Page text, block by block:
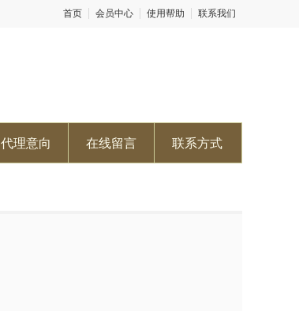
首页 会员中心 使用帮助 联系我们
代理意向 在线留言 联系方式